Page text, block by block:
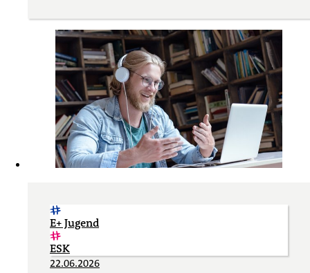
E+ Jugend
ESK
22.06.2026